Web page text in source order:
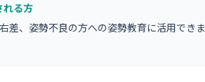
れる方
差、姿勢不良の方への姿勢教育に活用できま